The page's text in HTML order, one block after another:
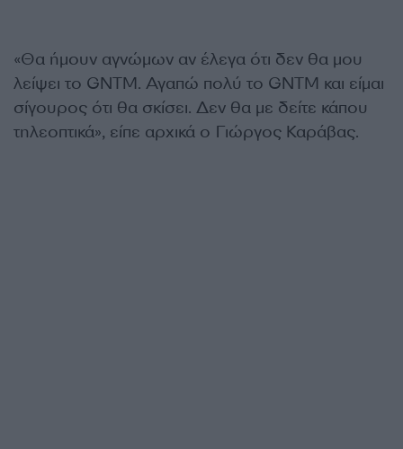
«Θα ήμουν αγνώμων αν έλεγα ότι δεν θα μου
λείψει το GNTM. Αγαπώ πολύ το GNTM και είμαι
σίγουρος ότι θα σκίσει. Δεν θα με δείτε κάπου
τηλεοπτικά», είπε αρχικά ο Γιώργος Καράβας.